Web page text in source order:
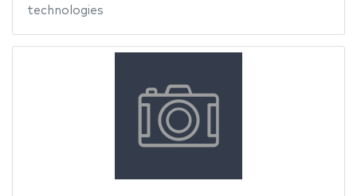
technologies